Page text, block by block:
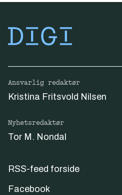
Ansvarlig redaktør
Kristina Fritsvold Nilsen
Nyhetsredaktør
Tor M. Nondal
RSS-feed forside
Facebook